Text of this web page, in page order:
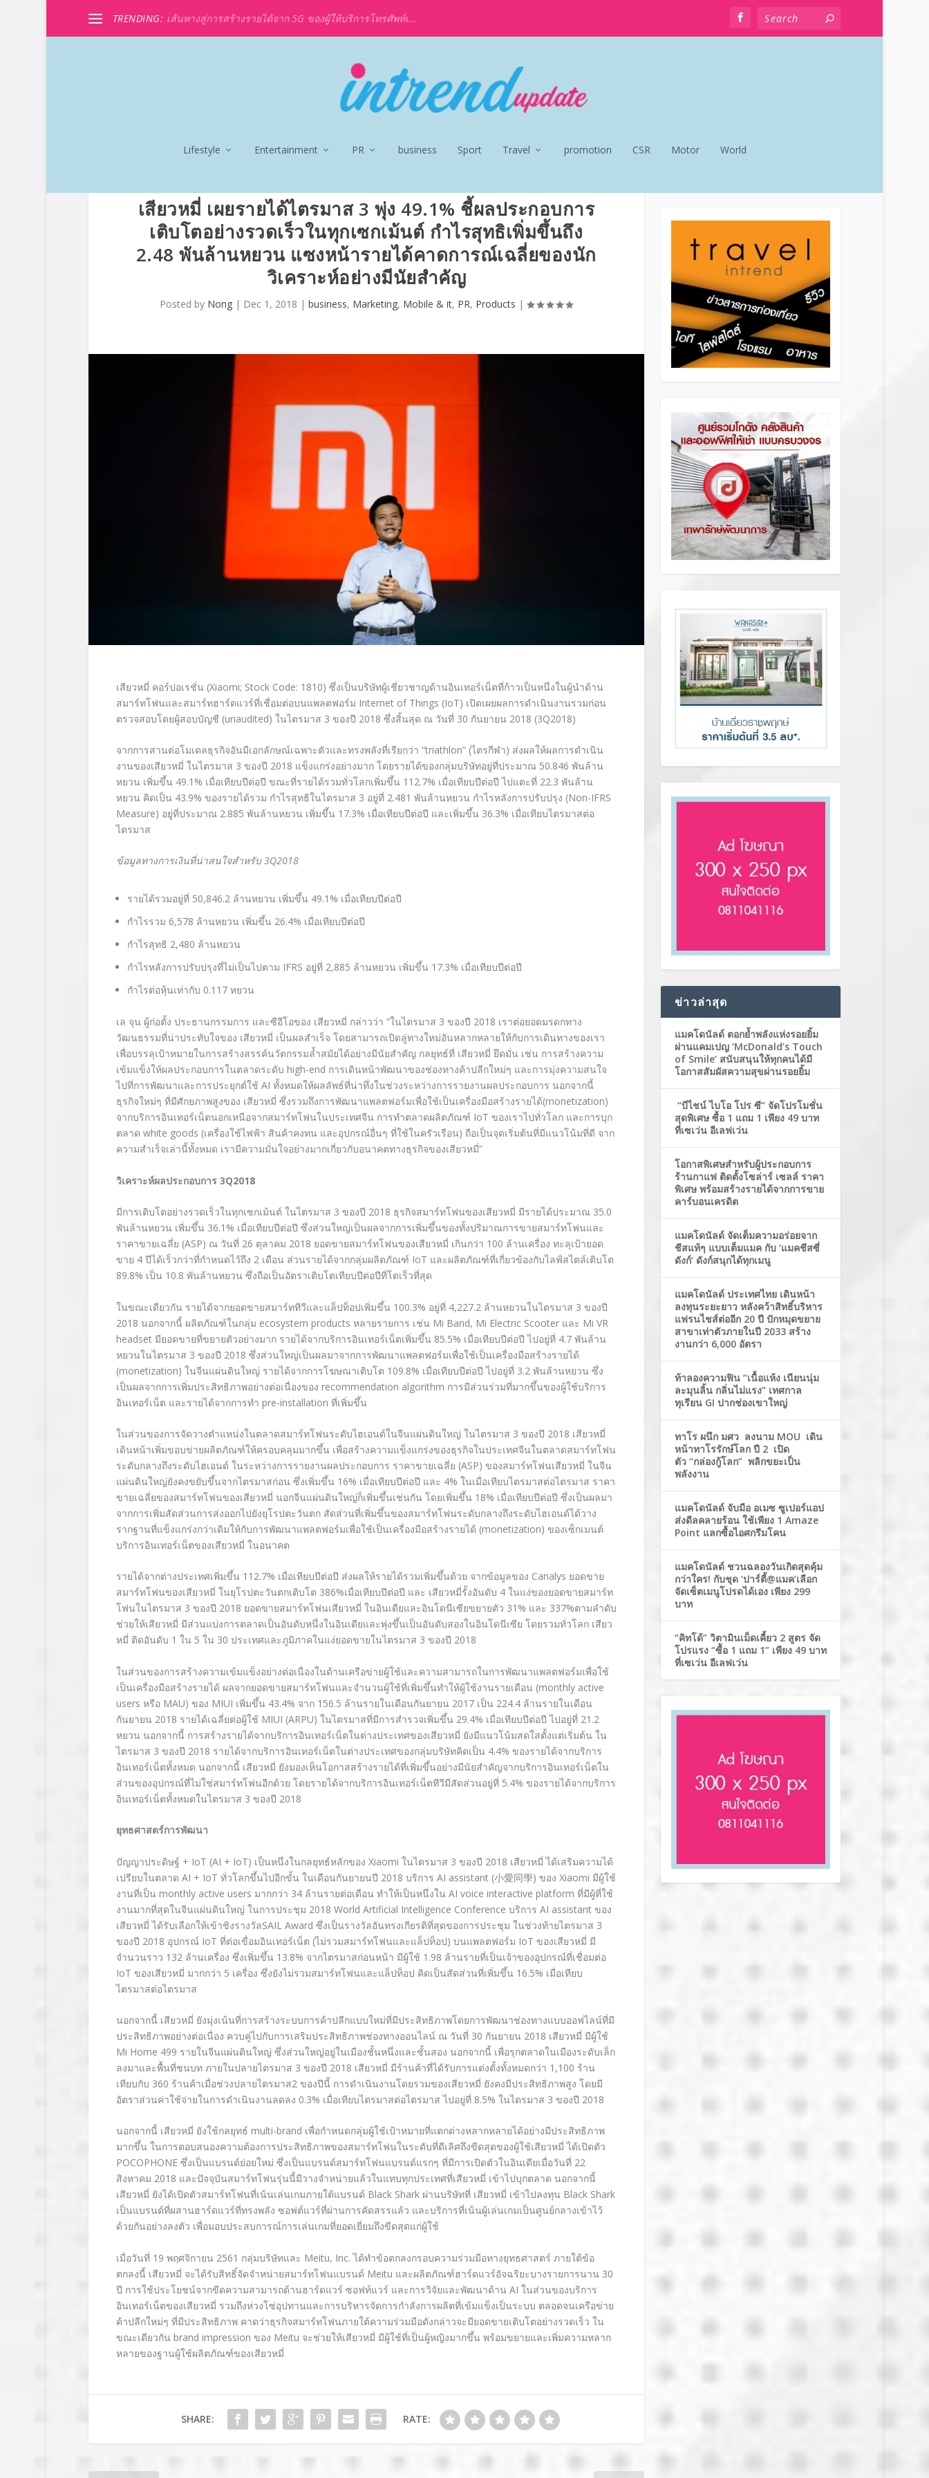
TRENDING: เส้นทางสู่การสร้างรายได้จาก 5G ของผู้ให้บริการโทรศัพท์เ...
Lifestyle Entertainment PR business Sport Travel promotion CSR Motor World
เสียวหมี่ เผยรายได้ไตรมาส 3 พุ่ง 49.1% ชี้ผลประกอบการ
เติบโตอย่างรวดเร็วในทุกเซกเม้นต์ กำไรสุทธิเพิ่มขึ้นถึง
2.48 พันล้านหยวน แซงหน้ารายได้คาดการณ์เฉลี่ยของนัก
วิเคราะห์อย่างมีนัยสำคัญ
Posted by Nong | Dec 1, 2018 |business, Marketing, Mobile & it, PR, Products |
เสียวหมี่ คอร์ปอเรชั่น (Xiaomi; Stock Code: 1810) ซึ่งเป็นบริษัทผู้เชี่ยวชาญด้านอินเทอร์เน็ตที่ก้าวเป็นหนึ่งในผู้นำด้าน
สมาร์ทโฟนและสมาร์ทฮาร์ดแวร์ที่เชื่อมต่อบนแพลตฟอร์ม Internet of Things (IoT) เปิดเผยผลการดำเนินงานรวมก่อน
ตรวจสอบโดยผู้สอบบัญชี (unaudited) ในไตรมาส 3 ของปี 2018 ซึ่งสิ้นสุด ณ วันที่ 30 กันยายน 2018 (3Q2018)
จากการสานต่อโมเดลธุรกิจอันมีเอกลักษณ์เฉพาะตัวและทรงพลังที่เรียกว่า “triathlon” (ไตรกีฬา) ส่งผลให้ผลการดำเนิน
งานของเสียวหมี่ ในไตรมาส 3 ของปี 2018 แข็งแกร่งอย่างมาก โดยรายได้ของกลุ่มบริษัทอยู่ที่ประมาณ 50.846 พันล้าน
หยวน เพิ่มขึ้น 49.1% เมื่อเทียบปีต่อปี ขณะที่รายได้รวมทั่วโลกเพิ่มขึ้น 112.7% เมื่อเทียบปีต่อปี ไปแตะที่ 22.3 พันล้าน
หยวน คิดเป็น 43.9% ของรายได้รวม กำไรสุทธิในไตรมาส 3 อยู่ที่ 2.481 พันล้านหยวน กำไรหลังการปรับปรุง (Non-IFRS
Measure) อยู่ที่ประมาณ 2.885 พันล้านหยวน เพิ่มขึ้น 17.3% เมื่อเทียบปีต่อปี และเพิ่มขึ้น 36.3% เมื่อเทียบไตรมาสต่อ
ไตรมาส
ข้อมูลทางการเงินที่น่าสนใจสำหรับ3Q2018
รายได้รวมอยู่ที่ 50,846.2 ล้านหยวน เพิ่มขึ้น 49.1% เมื่อเทียบปีต่อปี
กำไรรวม 6,578 ล้านหยวน เพิ่มขึ้น 26.4% เมื่อเทียบปีต่อปี
กำไรสุทธิ 2,480 ล้านหยวน
กำไรหลังการปรับปรุงที่ไม่เป็นไปตาม IFRS อยู่ที่ 2,885 ล้านหยวน เพิ่มขึ้น 17.3% เมื่อเทียบปีต่อปี
กำไรต่อหุ้นเท่ากับ 0.117 หยวน
เล จุน ผู้ก่อตั้ง ประธานกรรมการ และซีอีโอของ เสียวหมี่ กล่าวว่า “ในไตรมาส 3 ของปี 2018 เราต่อยอดมรดกทาง
วัฒนธรรมที่น่าประทับใจของ เสียวหมี่ เป็นผลสำเร็จ โดยสามารถเปิดลู่ทางใหม่อันหลากหลายให้กับการเดินทางของเรา
เพื่อบรรลุเป้าหมายในการสร้างสรรค์นวัตกรรมล้ำสมัยได้อย่างมีนัยสำคัญ กลยุทธ์ที่ เสียวหมี่ ยึดมั่น เช่น การสร้างความ
เข้มแข็งให้ผลประกอบการในตลาดระดับ high-end การเดินหน้าพัฒนาของช่องทางค้าปลีกใหม่ๆ และการมุ่งความสนใจ
ไปที่การพัฒนาและการประยุกต์ใช้ AI ทั้งหมดให้ผลลัพธ์ที่น่าทึ่งในช่วงระหว่างการรายงานผลประกอบการ นอกจากนี้
ธุรกิจใหม่ๆ ที่มีศักยภาพสูงของ เสียวหมี่ ซึ่งรวมถึงการพัฒนาแพลตฟอร์มเพื่อใช้เป็นเครื่องมือสร้างรายได้(monetization)
จากบริการอินเทอร์เน็ตนอกเหนือจากสมาร์ทโฟนในประเทศจีน การทำตลาดผลิตภัณฑ์ IoT ของเราไปทั่วโลก และการบุก
ตลาด white goods (เครื่องใช้ไฟฟ้า สินค้าคงทน และอุปกรณ์อื่นๆ ที่ใช้ในครัวเรือน) ถือเป็นจุดเริ่มต้นที่มีแนวโน้มที่ดี จาก
ความสำเร็จเล่านี้ทั้งหมด เรามีความมั่นใจอย่างมากเกี่ยวกับอนาคตทางธุรกิจของเสียวหมี่”
วิเคราะห์ผลประกอบการ3Q2018
มีการเติบโตอย่างรวดเร็วในทุกเซกเม้นต์ ในไตรมาส 3 ของปี 2018 ธุรกิจสมาร์ทโฟนของเสียวหมี่ มีรายได้ประมาณ 35.0
พันล้านหยวน เพิ่มขึ้น 36.1% เมื่อเทียบปีต่อปี ซึ่งส่วนใหญ่เป็นผลจากการเพิ่มขึ้นของทั้งปริมาณการขายสมาร์ทโฟนและ
ราคาขายเฉลี่ย (ASP) ณ วันที่ 26 ตุลาคม 2018 ยอดขายสมาร์ทโฟนของเสียวหมี่ เกินกว่า 100 ล้านเครื่อง ทะลุเป้ายอด
ขาย 4 ปีได้เร็วกว่าที่กำหนดไว้ถึง 2 เดือน ส่วนรายได้จากกลุ่มผลิตภัณฑ์ IoT และผลิตภัณฑ์ที่เกี่ยวข้องกับไลฟ์สไตล์เติบโต
89.8% เป็น 10.8 พันล้านหยวน ซึ่งถือเป็นอัตราเติบโตเทียบปีต่อปีที่โตเร็วที่สุด
ในขณะเดียวกัน รายได้จากยอดขายสมาร์ททีวีและแล็ปท็อปเพิ่มขึ้น 100.3% อยู่ที่ 4,227.2 ล้านหยวนในไตรมาส 3 ของปี
2018 นอกจากนี้ ผลิตภัณฑ์ในกลุ่ม ecosystem products หลายรายการ เช่น Mi Band, Mi Electric Scooter และ Mi VR
headset มียอดขายที่ขยายตัวอย่างมาก รายได้จากบริการอินเทอร์เน็ตเพิ่มขึ้น 85.5% เมื่อเทียบปีต่อปี ไปอยู่ที่ 4.7 พันล้าน
หยวนในไตรมาส 3 ของปี 2018 ซึ่งส่วนใหญ่เป็นผลมาจากการพัฒนาแพลตฟอร์มเพื่อใช้เป็นเครื่องมือสร้างรายได้
(monetization) ในจีนแผ่นดินใหญ่ รายได้จากการโฆษณาเติบโต 109.8% เมื่อเทียบปีต่อปี ไปอยู่ที่ 3.2 พันล้านหยวน ซึ่ง
เป็นผลจากการเพิ่มประสิทธิภาพอย่างต่อเนื่องของ recommendation algorithm การมีส่วนร่วมที่มากขึ้นของผู้ใช้บริการ
อินเทอร์เน็ต และรายได้จากการทำ pre-installation ที่เพิ่มขึ้น
ในส่วนของการจัดวางตำแหน่งในตลาดสมาร์ทโฟนระดับไฮเอนด์ในจีนแผ่นดินใหญ่ ในไตรมาส 3 ของปี 2018 เสียวหมี่
เดินหน้าเพิ่มขอบข่ายผลิตภัณฑ์ให้ครอบคลุมมากขึ้น เพื่อสร้างความแข็งแกร่งของธุรกิจในประเทศจีนในตลาดสมาร์ทโฟน
ระดับกลางถึงระดับไฮเอนด์ ในระหว่างการรายงานผลประกอบการ ราคาขายเฉลี่ย (ASP) ของสมาร์ทโฟนเสียวหมี่ ในจีน
แผ่นดินใหญ่ยังคงขยับขึ้นจากไตรมาสก่อน ซึ่งเพิ่มขึ้น 16% เมื่อเทียบปีต่อปี และ 4% ในเมื่อเทียบไตรมาสต่อไตรมาส ราคา
ขายเฉลี่ยของสมาร์ทโฟนของเสียวหมี่ นอกจีนแผ่นดินใหญ่ก็เพิ่มขึ้นเช่นกัน โดยเพิ่มขึ้น 18% เมื่อเทียบปีต่อปี ซึ่งเป็นผลมา
จากการเพิ่มสัดส่วนการส่งออกไปยังยุโรปตะวันตก สัดส่วนที่เพิ่มขึ้นของสมาร์ทโฟนระดับกลางถึงระดับไฮเอนด์ได้วาง
รากฐานที่แข็งแกร่งกว่าเดิมให้กับการพัฒนาแพลตฟอร์มเพื่อใช้เป็นเครื่องมือสร้างรายได้ (monetization) ของเซ็กเมนต์
บริการอินเทอร์เน็ตของเสียวหมี่ ในอนาคต
รายได้จากต่างประเทศเพิ่มขึ้น 112.7% เมื่อเทียบปีต่อปี ส่งผลให้รายได้รวมเพิ่มขึ้นด้วย จากข้อมูลของ Canalys ยอดขาย
สมาร์ทโฟนของเสียวหมี่ ในยุโรปตะวันตกเติบโต 386%เมื่อเทียบปีต่อปี และ เสียวหมี่รั้งอันดับ 4 ในแง่ของยอดขายสมาร์ท
โฟนในไตรมาส 3 ของปี 2018 ยอดขายสมาร์ทโฟนเสียวหมี่ ในอินเดียและอินโดนีเซียขยายตัว 31% และ 337%ตามลำดับ
ช่วยให้เสียวหมี่ มีส่วนแบ่งการตลาดเป็นอันดับหนึ่งในอินเดียและพุ่งขึ้นเป็นอันดับสองในอินโดนีเซีย โดยรวมทั่วโลก เสียว
หมี่ ติดอันดับ 1 ใน 5 ใน 30 ประเทศและภูมิภาคในแง่ยอดขายในไตรมาส 3 ของปี 2018
ในส่วนของการสร้างความเข้มแข็งอย่างต่อเนื่องในด้านเครือข่ายผู้ใช้และความสามารถในการพัฒนาแพลตฟอร์มเพื่อใช้
เป็นเครื่องมือสร้างรายได้ ผลจากยอดขายสมาร์ทโฟนและจำนวนผู้ใช้ที่เพิ่มขึ้นทำให้ผู้ใช้งานรายเดือน (monthly active
users หรือ MAU) ของ MIUI เพิ่มขึ้น 43.4% จาก 156.5 ล้านรายในเดือนกันยายน 2017 เป็น 224.4 ล้านรายในเดือน
กันยายน 2018 รายได้เฉลี่ยต่อผู้ใช้ MIUI (ARPU) ในไตรมาสที่มีการสำรวจเพิ่มขึ้น 29.4% เมื่อเทียบปีต่อปี ไปอยู่ที่ 21.2
หยวน นอกจากนี้ การสร้างรายได้จากบริการอินเทอร์เน็ตในต่างประเทศของเสียวหมี่ ยังมีแนวโน้มสดใสตั้งแต่เริ่มต้น ใน
ไตรมาส 3 ของปี 2018 รายได้จากบริการอินเทอร์เน็ตในต่างประเทศของกลุ่มบริษัทคิดเป็น 4.4% ของรายได้จากบริการ
อินเทอร์เน็ตทั้งหมด นอกจากนี้ เสียวหมี่ ยังมองเห็นโอกาสสร้างรายได้ที่เพิ่มขึ้นอย่างมีนัยสำคัญจากบริการอินเทอร์เน็ตใน
ส่วนของอุปกรณ์ที่ไม่ใช่สมาร์ทโฟนอีกด้วย โดยรายได้จากบริการอินเทอร์เน็ตทีวีมีสัดส่วนอยู่ที่ 5.4% ของรายได้จากบริการ
อินเทอร์เน็ตทั้งหมดในไตรมาส 3 ของปี 2018
ยุทธศาสตร์การพัฒนา
ปัญญาประดิษฐ์ + IoT (AI + IoT) เป็นหนึ่งในกลยุทธ์หลักของ Xiaomi ในไตรมาส 3 ของปี 2018 เสียวหมี่ ได้เสริมความได้
เปรียบในตลาด AI + IoT ทั่วโลกขึ้นไปอีกขั้น ในเดือนกันยายนปี 2018 บริการ AI assistant (小愛同學) ของ Xiaomi มีผู้ใช้
งานที่เป็น monthly active users มากกว่า 34 ล้านรายต่อเดือน ทำให้เป็นหนึ่งใน AI voice interactive platform ที่มีผู้ที่ใช้
งานมากที่สุดในจีนแผ่นดินใหญ่ ในการประชุม 2018 World Artificial Intelligence Conference บริการ AI assistant ของ
เสียวหมี่ ได้รับเลือกให้เข้าชิงรางวัลSAIL Award ซึ่งเป็นรางวัลอันทรงเกียรติที่สุดของการประชุม ในช่วงท้ายไตรมาส 3
ของปี 2018 อุปกรณ์ IoT ที่ต่อเขื่อมอินเทอร์เน็ต (ไม่รวมสมาร์ทโฟนและแล็ปท็อป) บนแพลตฟอร์ม IoT ของเสียวหมี่ มี
จำนวนราว 132 ล้านเครื่อง ซึ่งเพิ่มขึ้น 13.8% จากไตรมาสก่อนหน้า มีผู้ใช้ 1.98 ล้านรายที่เป็นเจ้าของอุปกรณ์ที่เชื่อมต่อ
IoT ของเสียวหมี่ มากกว่า 5 เครื่อง ซึ่งยังไม่รวมสมาร์ทโฟนและแล็ปท็อป คิดเป็นสัดส่วนที่เพิ่มขึ้น 16.5% เมื่อเทียบ
ไตรมาสต่อไตรมาส
นอกจากนี้ เสียวหมี่ ยังมุ่งเน้นที่การสร้างระบบการค้าปลีกแบบใหม่ที่มีประสิทธิภาพโดยการพัฒนาช่องทางแบบออฟไลน์ที่มี
ประสิทธิภาพอย่างต่อเนื่อง ควบคู่ไปกับการเสริมประสิทธิภาพช่องทางออนไลน์ ณ วันที่ 30 กันยายน 2018 เสียวหมี่ มีผู้ใช้
Mi Home 499 รายในจีนแผ่นดินใหญ่ ซึ่งส่วนใหญ่อยู่ในเมืองชั้นหนึ่งและชั้นสอง นอกจากนี้ เพื่อรุกตลาดในเมืองระดับเล็ก
ลงมาและพื้นที่ชนบท ภายในปลายไตรมาส 3 ของปี 2018 เสียวหมี่ มีร้านค้าที่ได้รับการแต่งตั้งทั้งหมดกว่า 1,100 ร้าน
เทียบกับ 360 ร้านค้าเมื่อช่วงปลายไตรมาส2 ของปีนี้ การดำเนินงานโดยรวมของเสียวหมี่ ยังคงมีประสิทธิภาพสูง โดยมี
อัตราส่วนค่าใช้จ่ายในการดำเนินงานลดลง 0.3% เมื่อเทียบไตรมาสต่อไตรมาส ไปอยู่ที่ 8.5% ในไตรมาส 3 ของปี 2018
นอกจากนี้ เสียวหมี่ ยังใช้กลยุทธ์ multi-brand เพื่อกำหนดกลุ่มผู้ใช้เป้าหมายที่แตกต่างหลากหลายได้อย่างมีประสิทธิภาพ
มากขึ้น ในการตอบสนองความต้องการประสิทธิภาพของสมาร์ทโฟนในระดับที่ดีเลิศถึงขีดสุดของผู้ใช้เสียวหมี่ ได้เปิดตัว
POCOPHONE ซึ่งเป็นแบรนด์ย่อยใหม่ ซึ่งเป็นแบรนด์สมาร์ทโฟนแบรนด์แรกๆ ที่มีการเปิดตัวในอินเดียเมื่อวันที่ 22
สิงหาคม 2018 และปัจจุบันสมาร์ทโฟนรุ่นนี้มีวางจำหน่ายแล้วในแทบทุกประเทศที่เสียวหมี่ เข้าไปบุกตลาด นอกจากนี้
เสียวหมี่ ยังได้เปิดตัวสมาร์ทโฟนที่เน้นเล่นเกมภายใต้แบรนด์ Black Shark ผ่านบริษัทที่ เสียวหมี่ เข้าไปลงทุน Black Shark
เป็นแบรนด์ที่ผสานฮาร์ดแวร์ที่ทรงพลัง ซอฟต์แวร์ที่ผ่านการคัดสรรแล้ว และบริการที่เน้นผู้เล่นเกมเป็นศูนย์กลางเข้าไว้
ด้วยกันอย่างลงตัว เพื่อมอบประสบการณ์การเล่นเกมที่ยอดเยี่ยมถึงขีดสุดแก่ผู้ใช้
เมื่อวันที่ 19 พฤศจิกายน 2561 กลุ่มบริษัทและ Meitu, Inc. ได้ทำข้อตกลงกรอบความร่วมมือทางยุทธศาสตร์ ภายใต้ข้อ
ตกลงนี้ เสียวหมี่ จะได้รับสิทธิ์จัดจำหน่ายสมาร์ทโฟนแบรนด์ Meitu และผลิตภัณฑ์ฮาร์ดแวร์อัจฉริยะบางรายการนาน 30
ปี การใช้ประโยชน์จากขีดความสามารถด้านฮาร์ดแวร์ ซอฟท์แวร์ และการวิจัยและพัฒนาด้าน AI ในส่วนของบริการ
อินเทอร์เน็ตของเสียวหมี่ รวมถึงห่วงโซ่อุปทานและการบริหารจัดการกำลังการผลิตที่เข้มแข็งเป็นระบบ ตลอดจนเครือข่าย
ค้าปลีกใหม่ๆ ที่มีประสิทธิภาพ คาดว่าธุรกิจสมาร์ทโฟนภายใต้ความร่วมมือดังกล่าวจะมียอดขายเติบโตอย่างรวดเร็ว ใน
ขณะเดียวกัน brand impression ของ Meitu จะช่วยให้เสียวหมี่ มีผู้ใช้ที่เป็นผู้หญิงมากขึ้น พร้อมขยายและเพิ่มความหลาก
หลายของฐานผู้ใช้ผลิตภัณฑ์ของเสียวหมี่
SHARE: RATE:
ข่าวล่าสุด
แมคโดนัลด์ ตอกย้ำพลังแห่งรอยยิ้ม
ผ่านแคมเปญ ‘McDonald’s Touch
of Smile’ สนับสนุนให้ทุกคนได้มี
โอกาสสัมผัสความสุขผ่านรอยยิ้ม
“บีไชน์ ไบโอ โปร ซี” จัดโปรโมชั่น
สุดพิเศษ ซื้อ 1 แถม 1 เพียง 49 บาท
ที่เซเว่น อีเลฟเว่น
โอกาสพิเศษสำหรับผู้ประกอบการ
ร้านกาแฟ ติดตั้งโซล่าร์ เซลล์ ราคา
พิเศษ พร้อมสร้างรายได้จากการขาย
คาร์บอนเครดิต
แมคโดนัลด์ จัดเต็มความอร่อยจาก
ชีสแท้ๆ แบบเต็มแมค กับ ‘แมคชีสซี่
ดังก์’ ดังก์สนุกได้ทุกเมนู
แมคโดนัลด์ ประเทศไทย เดินหน้า
ลงทุนระยะยาว หลังคว้าสิทธิ์บริหาร
แฟรนไชส์ต่ออีก 20 ปี ปักหมุดขยาย
สาขาเท่าตัวภายในปี 2033 สร้าง
งานกว่า 6,000 อัตรา
ท้าลองความฟิน “เนื้อแห้ง เนียนนุ่ม
ละมุนลิ้น กลิ่นไม่แรง” เทศกาล
ทุเรียน GI ปากช่องเขาใหญ่
ทาโร ผนึก มศว ลงนาม MOU เดิน
หน้าทาโรรักษ์โลก ปี 2 เปิด
ตัว “กล่องกู้โลก” พลิกขยะเป็น
พลังงาน
แมคโดนัลด์ จับมือ อเมซ ซูเปอร์แอป
ส่งดีลคลายร้อน ใช้เพียง 1 Amaze
Point แลกซื้อไอศกรีมโคน
แมคโดนัลด์ ชวนฉลองวันเกิดสุดคุ้ม
กว่าใคร! กับชุด ‘ปาร์ตี้@แมค’เลือก
จัดเซ็ตเมนูโปรดได้เอง เพียง 299
บาท
“คิทโด้” วิตามินเม็ดเคี้ยว 2 สูตร จัด
โปรแรง “ซื้อ 1 แถม 1” เพียง 49 บาท
ที่เซเว่น อีเลฟเว่น